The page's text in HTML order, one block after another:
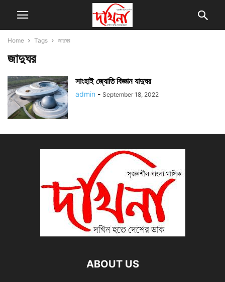
Home Tags জাদুঘর
জাদুঘর
সাংহাই জ্যোতি বিজ্ঞান যাদুঘর
admin - September 18, 2022
ABOUT US